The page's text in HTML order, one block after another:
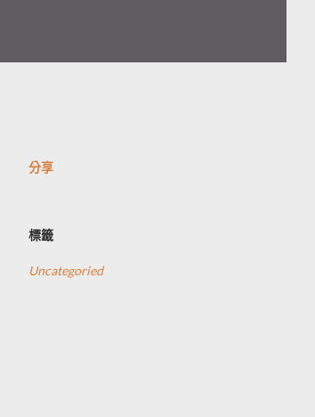
分享
標籤
Uncategoried